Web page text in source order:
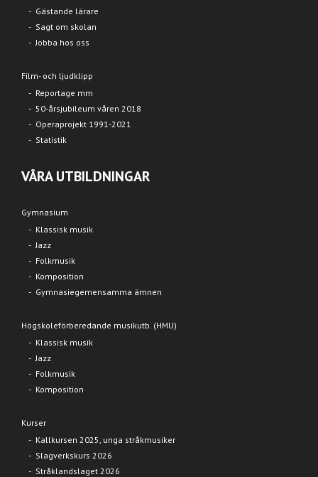
Gästande lärare
Sagt om skolan
Jobba hos oss
Film- och ljudklipp
Reportage mm
50-årsjubileum våren 2018
Operaprojekt 1991-2021
Statistik
VÅRA UTBILDNINGAR
Gymnasium
Klassisk musik
Jazz
Folkmusik
Komposition
Gymnasiegemensamma ämnen
Högskoleförberedande musikutb. (HMU)
Klassisk musik
Jazz
Folkmusik
Komposition
Kurser
Kallkursen 2025, unga stråkmusiker
Slagverkskurs 2026
Stråklandslaget 2026